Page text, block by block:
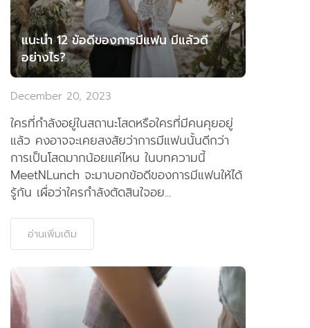
แนะนำ 12 ข้อดีของการมีแฟน มีแล้วดี
อย่างไร?
December 20, 2023
ใครที่กำลังอยู่ในสถานะโสดหรือใครที่มีคนคุยอยู่
แล้ว คงอาจจะเคยสงสัยว่าการมีแฟนนั้นดีกว่า
การเป็นโสดมากน้อยแค่ไหน ในบทความนี้
MeetNLunch จะมาบอกข้อดีของการมีแฟนให้ได้
รู้กัน เผื่อว่าใครกำลังตัดสินใจอย...
อ่านเพิ่มเติม